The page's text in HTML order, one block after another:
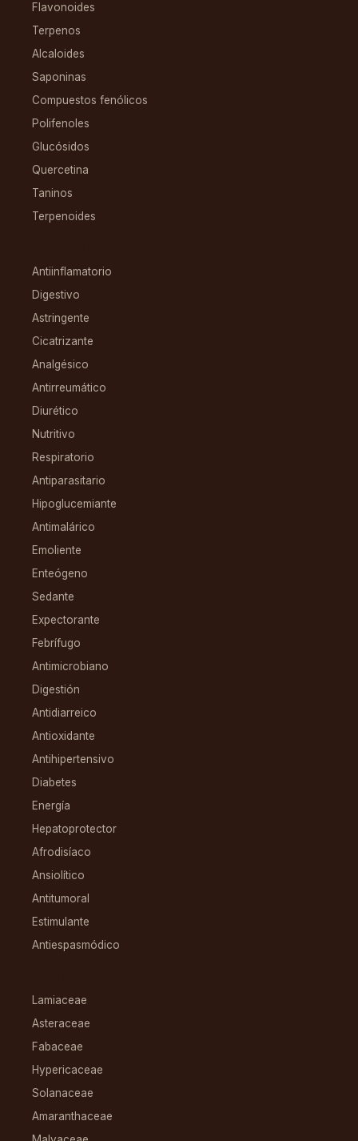
Flavonoides
Terpenos
Alcaloides
Saponinas
Compuestos fenólicos
Polifenoles
Glucósidos
Quercetina
Taninos
Terpenoides
Antiinflamatorio
Digestivo
Astringente
Cicatrizante
Analgésico
Antirreumático
Diurético
Nutritivo
Respiratorio
Antiparasitario
Hipoglucemiante
Antimalárico
Emoliente
Enteógeno
Sedante
Expectorante
Febrífugo
Antimicrobiano
Digestión
Antidiarreico
Antioxidante
Antihipertensivo
Diabetes
Energía
Hepatoprotector
Afrodisíaco
Ansiolítico
Antitumoral
Estimulante
Antiespasmódico
Lamiaceae
Asteraceae
Fabaceae
Hypericaceae
Solanaceae
Amaranthaceae